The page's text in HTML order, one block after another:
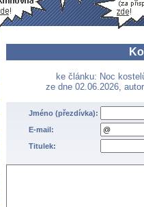
ke článku: Noc
ze dne 02.06.2026,
Jméno (přezdívka):
E-mail:
Titulek: